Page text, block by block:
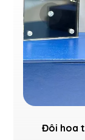
Đôi hoa